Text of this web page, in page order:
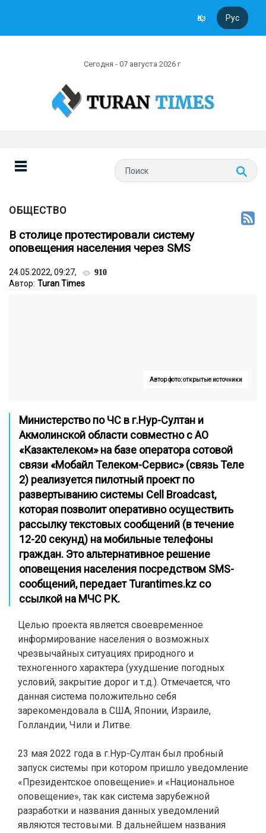
Қаз Рус
Сегодня - 07 августа 2026 г
ОБЩЕСТВО
В столице протестировали систему
оповещения населения через SMS
24.05.2022, 09:27, 910
Автор: Turan Times
Автор фото: открытые источники
Министерство по ЧС в г.Нур-Султан и
Акмолинской области совместно с АО
«Казактелеком» на базе оператора сотовой
связи «Мобайл Телеком-Сервис» (связь Теле
2) реализуется пилотный проект по
развертыванию системы Cell Broadcast,
которая позволит оперативно осуществить
рассылку текстовых сообщений (в течение
12-20 секунд) на мобильные телефоны
граждан. Это альтернативное решение
оповещения населения посредством SMS-
сообщений, передает Turantimes.kz со
ссылкой на МЧС РК.
Целью проекта является своевременное
информирование населения о возможных
чрезвычайных ситуациях природного и
техногенного характера (ухудшение погодных
условий, закрытие дорог и т.д.). Отмечается, что
данная система положительно себя
зарекомендовала в США, Японии, Израиле,
Голландии, Чили и Литве.
23 мая 2022 года в г.Нур-Султан был пробный
запуск системы при котором пришло уведомление
«Президентское оповещение» и «Национальное
оповещение», так как система зарубежной
разработки и названия данных уведомлений
являются тестовыми. В дальнейшем названия